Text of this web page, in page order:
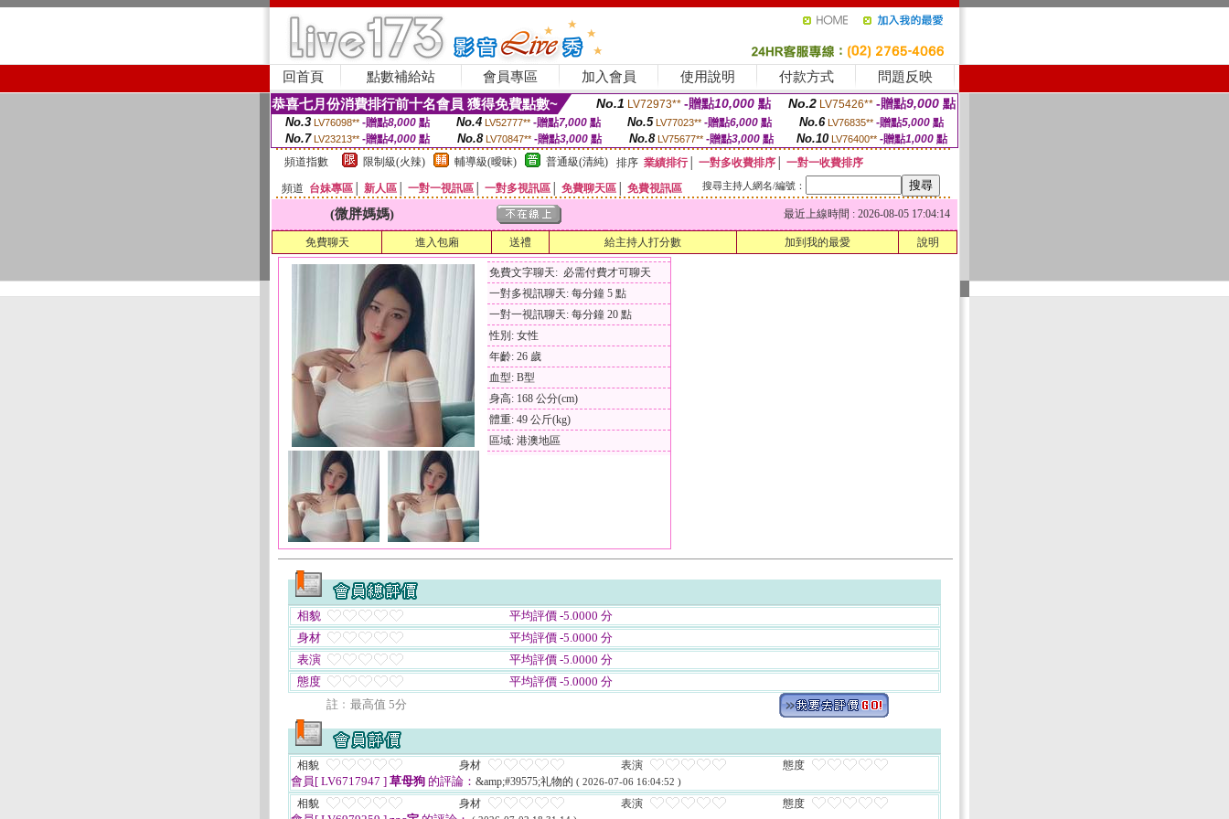
回首頁 點數補給站 會員專區 加入會員 使用說明 付款方式 問題反映
恭喜七月份消費排行前十名會員 獲得免費點數~ No.1 LV72973** -贈點10,000 點 No.2 LV75426** -贈點9,000 點
No.3 LV76098** -贈點8,000點 No.4 LV52777** -贈點7,000點 No.5 LV77023** -贈點6,000點 No.6 LV76835** -贈點5,000點
No.7 LV23213** -贈點4,000 點 No.8 LV70847** -贈點3,000 點 No.8 LV75677** -贈點3,000點 No.10 LV76400** -贈點1,000 點
頻道指數
限制級(火辣) 輔導級(曖昧) 普通級(清純) 排序 業績排行│ 一對多收費排序
一對一收費排序
頻道 台妹專區 新人區 一對一視訊區 一對多視訊區 免費聊天區 免費視訊區 搜尋主持人網名/編號：
(微胖媽媽) 最近上線時間 : 2026-08-05 17:04:14
免費聊天 進入包廂 送禮 給主持人打分數 加到我的最愛 說明
免費文字聊天: 必需付費才可聊天
一對多視訊聊天: 每分鐘 5 點
一對一視訊聊天: 每分鐘 20 點
性別: 女性
年齡: 26 歲
血型: B型
身高: 168 公分(cm)
體重: 49 公斤(kg)
區域: 港澳地區
相貌
平均評價 -5.0000 分
身材
平均評價 -5.0000 分
表演
平均評價 -5.0000 分
態度
平均評價 -5.0000 分
註﹕最高值 5分
相貌 身材 表演 態度
會員[ LV6717947 ] 草母狗 的評論： &amp;#39575;礼物的 ( 2026-07-06 16:04:52 )
相貌 身材 表演 態度